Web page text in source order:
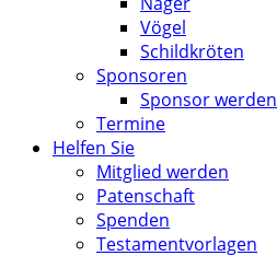
Vögel
Schildkröten
Sponsoren
Sponsor werden
Termine
Helfen Sie
Mitglied werden
Patenschaft
Spenden
Testamentvorlagen